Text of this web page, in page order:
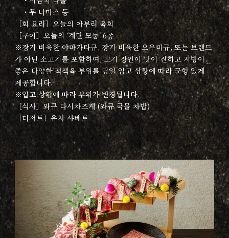
・무 나마스 등
［회 요리］오늘의 아부리 육회
［구이］오늘의 ‘계단 모둠’ 6종
※장기 비육한 야마가타규, 장기 비육한 오우미규, 또는 브랜드
가 아닌 소고기를 포함하여, 고기 장인이 맛이 진하고 지방이
좋은 다양한 적색육 부위를 당일 입고 상황에 따라 균형 있게
제공합니다.
※입고 상황에 따라 부위가 변경됩니다.
［식사］와규 다시차즈케 (와규 국물 차밥)
［디저트］유자 샤베트